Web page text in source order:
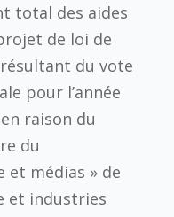
total des aides
de loi de
du vote
pour l’année
raison du
du
et médias » de
et industries